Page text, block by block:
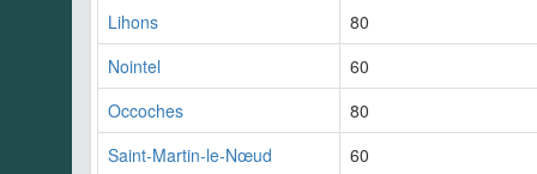
Lihons
80
Nointel
60
Occoches
80
Saint-Martin-le-Nœud
60